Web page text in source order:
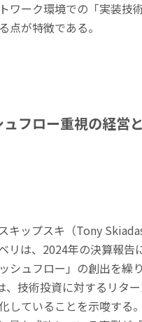
ワーク環境での「実装技
点が特徴である。
フロー重視の経営と
キップスキ（Tony
リは、 2024年の決算報告
シュフロー」の創出を繰
、技術投資に対するリタ
していることを示唆する